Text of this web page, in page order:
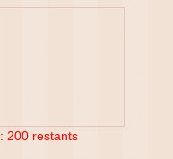
200 restants